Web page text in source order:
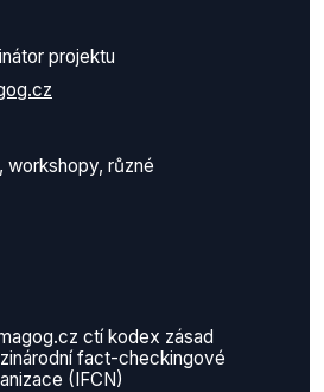
projektu
workshopy, různé
ctí kodex zásad
fact-checkingové
(IFCN)